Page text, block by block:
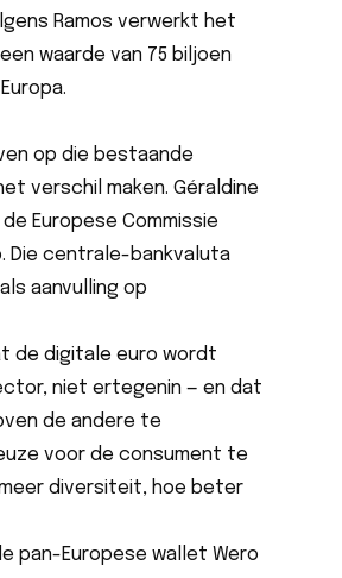
Ramos verwerkt het
waarde van 75 biljoen
op die bestaande
verschil maken. Géraldine
Europese Commissie
Die centrale-bankvaluta
aanvulling op
de digitale euro wordt
niet ertegenin — en dat
de andere te
voor de consument te
meer diversiteit, hoe beter
pan-Europese wallet Wero